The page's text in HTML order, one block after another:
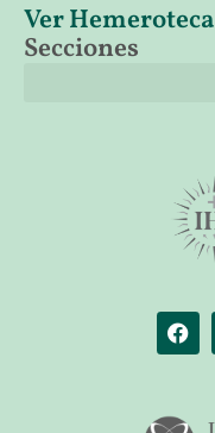
Ver Hemeroteca
Secciones